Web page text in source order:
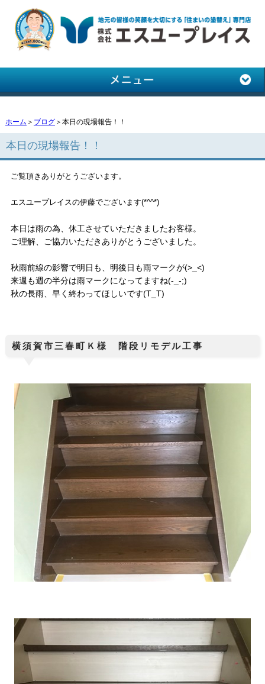
ホーム ＞ ブログ＞本日の現場報告！！
本日の現場報告！！
ご覧頂きありがとうございます。
エスユープレイスの伊藤でございます(*^^*)
本日は雨の為、休工させていただきましたお客様。
ご理解、ご協力いただきありがとうございました。
秋雨前線の影響で明日も、明後日も雨マークが(>_<)
来週も週の半分は雨マークになってますね(-_-;)
秋の長雨、早く終わってほしいです(T_T)
横須賀市三春町Ｋ様 階段リモデル工事